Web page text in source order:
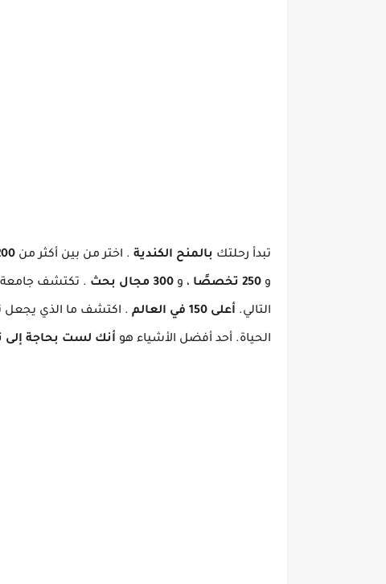
تبدأ رحلتك بالمنح الكندية . اختر من بين أكثر من 200 برنامج
و 250 تخصصًا ، و 300 مجال بحث . تكتشف جامعة
التالي. أعلى 150 في العالم . اكتشف ما الذي يجعل
الحياة. أحد أفضل الأشياء هو أنك لست بحاجة إلى